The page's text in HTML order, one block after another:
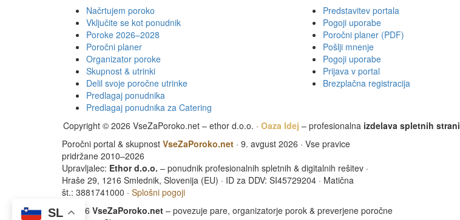
Načrtujem poroko
Vključite se kot ponudnik
Poroke 2026–2028
Poročni planer
Organizator poroke
Skupnost & utrinki
Delil svoje poročne utrinke
Predlagaj ponudnika
Predlagaj ponudnika za Catering
Predstavitev portala
Pogoji uporabe
Poročni planer (PDF)
Pošlji mnenje
Pogoji uporabe
Prijava v portal
Brezplačna registracija
Copyright © 2026 VseZaPoroko.net – ethor d.o.o. · Oaza Idej – profesionalna izdelava spletnih strani
Poročni portal & skupnost VseZaPoroko.net · 9. avgust 2026 · Vse pravice
pridržane 2010–2026
Upravljalec: Ethor d.o.o. – ponudnik profesionalnih spletnih & digitalnih rešitev ·
Hraše 29, 1216 Smlednik, Slovenija (EU) · ID za DDV: SI45729204 · Matična
št.: 3881741000 · Splošni pogoji
© 2026 VseZaPoroko.net – povezuje pare, organizatorje porok & preverjene poročne
SL